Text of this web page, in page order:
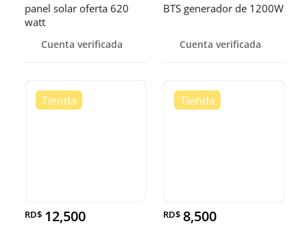
panel solar oferta 620
watt
Cuenta verificada
BTS generador de 1200W
Cuenta verificada
RD$ 12,500 RD$ 8,500